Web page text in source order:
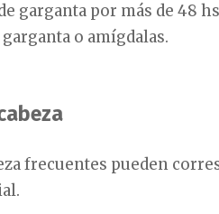
garganta por más de 48
o amígdalas.
frecuentes pueden